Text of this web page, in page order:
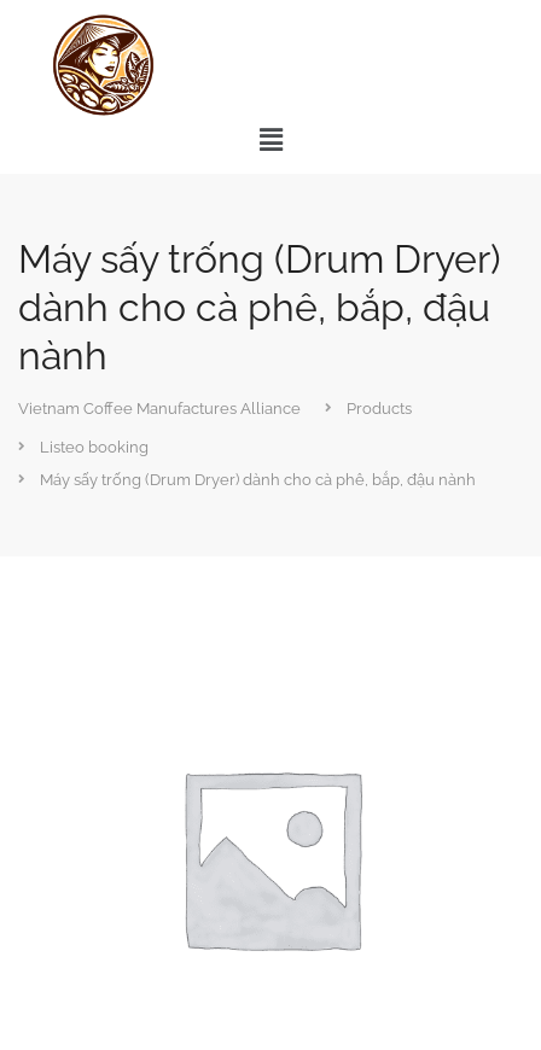
Máy sấy trống (Drum Dryer)
dành cho cà phê, bắp, đậu
nành
Vietnam Coffee Manufactures Alliance Products
Listeo booking
Máy sấy trống (Drum Dryer) dành cho cà phê, bắp, đậu nành